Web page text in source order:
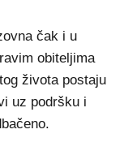
čak i u
obiteljima
života postaju
uz podršku i